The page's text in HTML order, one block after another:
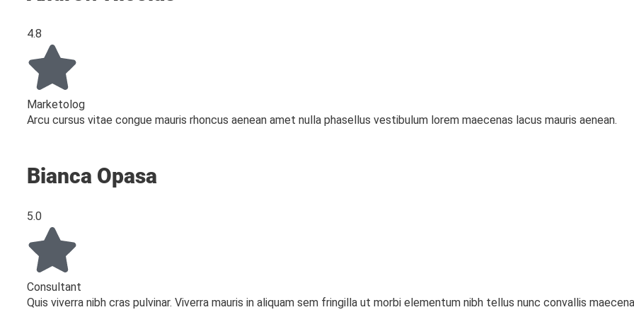
4.8
Marketolog
Arcu cursus vitae congue mauris rhoncus aenean amet nulla phasellus vestibulum lorem maecenas lacus mauris aenean.
Bianca Opasa
5.0
Consultant
Quis viverra nibh cras pulvinar. Viverra mauris in aliquam sem fringilla ut morbi elementum nibh tellus nunc convallis